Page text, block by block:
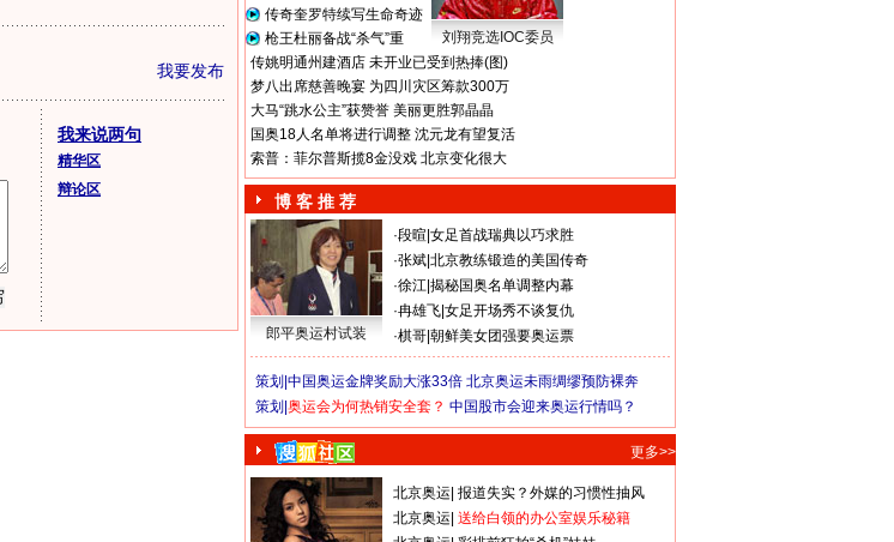
我要发布
我来说两句
精华区
辩论区
传奇奎罗特续写生命奇迹
枪王杜丽备战“杀气”重
刘翔竞选IOC委员
传姚明通州建酒店 未开业已受到热捧(图)
梦八出席慈善晚宴 为四川灾区筹款300万
大马“跳水公主”获赞誉 美丽更胜郭晶晶
国奥18人名单将进行调整 沈元龙有望复活
索普：菲尔普斯揽8金没戏 北京变化很大
博 客 推 荐
郎平奥运村试装
·段暄 女足首战瑞典以巧求胜
·张斌 北京教练锻造的美国传奇
·徐江 揭秘国奥名单调整内幕
·冉雄飞 女足开场秀不谈复仇
·棋哥 朝鲜美女团强要奥运票
策划| 中国奥运金牌奖励大涨33倍 北京奥运未雨绸缪预防裸奔
策划| 奥运会为何热销安全套？ 中国股市会迎来奥运行情吗？
更多>>
北京奥运 报道失实？外媒的习惯性抽风
北京奥运 送给白领的办公室娱乐秘籍